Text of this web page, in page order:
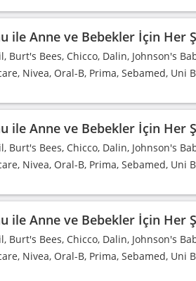
ile Anne ve Bebekler İçin Her
Burt's Bees, Chicco, Dalin, Johnson's
Nivea, Oral-B, Prima, Sebamed,
ile Anne ve Bebekler İçin Her
Burt's Bees, Chicco, Dalin, Johnson's
Nivea, Oral-B, Prima, Sebamed,
ile Anne ve Bebekler İçin Her
Burt's Bees, Chicco, Dalin, Johnson's
Nivea, Oral-B, Prima, Sebamed,